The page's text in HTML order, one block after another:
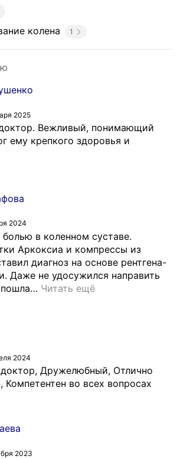
колена 1
2025
Вежливый, понимающий
ему крепкого здоровья и
2024
в коленном суставе.
Аркоксиа и компрессы из
диагноз на основе рентгена-
Даже не удосужился направить
… Читать ещё
2024
Дружелюбный, Отлично
Компетентен во всех вопросах
2023